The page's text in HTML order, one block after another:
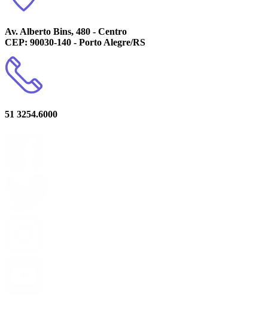
Av. Alberto Bins, 480 - Centro
CEP: 90030-140 - Porto Alegre/RS
51 3254.6000